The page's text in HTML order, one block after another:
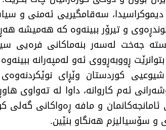
سەقامگیریی ئەمنی و
و تیرۆر ببینەوە كە هەمیشە
جەخت لەسەر بنەماكانی فرەیی
ڕووبەڕووی ئەو لەمپەرانە
كوردستان وێڕای
ئەم كاروانە، داوا لە تەواوی
ئامانجەكانمان و مافە ڕەواكانی
و سۆسیالیزم هەنگاو بنێین.